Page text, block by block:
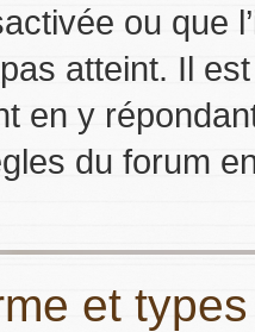
ou que
atteint. Il
en y
du forum
et